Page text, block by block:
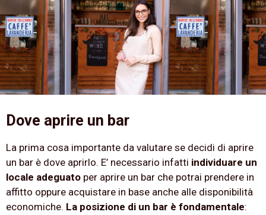
Dove aprire un bar
La prima cosa importante da valutare se decidi di aprire
un bar è dove aprirlo. E’ necessario infatti individuare un
locale adeguato per aprire un bar che potrai prendere in
affitto oppure acquistare in base anche alle disponibilità
economiche. La posizione di un bar è fondamentale: